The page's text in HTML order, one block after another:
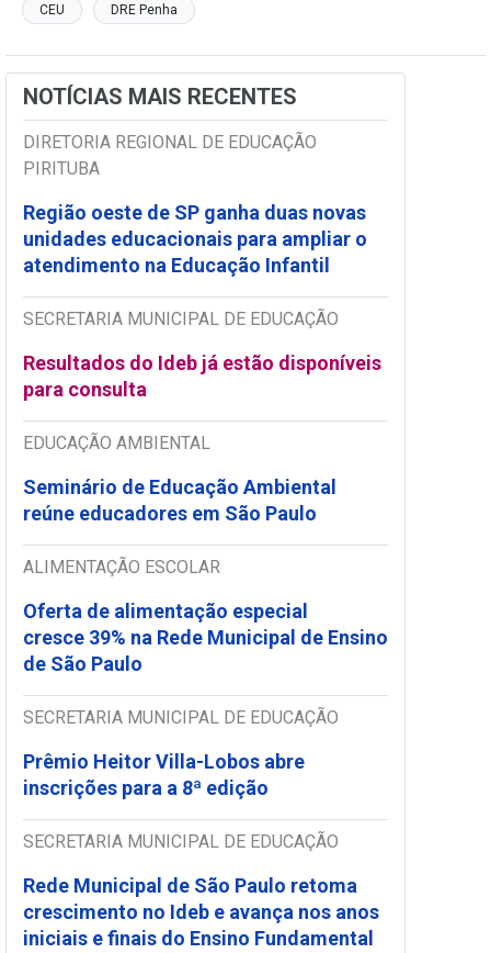
CEU DRE Penha
NOTÍCIAS MAIS RECENTES
DIRETORIA REGIONAL DE EDUCAÇÃO
PIRITUBA
Região oeste de SP ganha duas novas
unidades educacionais para ampliar o
atendimento na Educação Infantil
SECRETARIA MUNICIPAL DE EDUCAÇÃO
Resultados do Ideb já estão disponíveis
para consulta
EDUCAÇÃO AMBIENTAL
Seminário de Educação Ambiental
reúne educadores em São Paulo
ALIMENTAÇÃO ESCOLAR
Oferta de alimentação especial
cresce 39% na Rede Municipal de Ensino
de São Paulo
SECRETARIA MUNICIPAL DE EDUCAÇÃO
Prêmio Heitor Villa-Lobos abre
inscrições para a 8ª edição
SECRETARIA MUNICIPAL DE EDUCAÇÃO
Rede Municipal de São Paulo retoma
crescimento no Ideb e avança nos anos
iniciais e finais do Ensino Fundamental